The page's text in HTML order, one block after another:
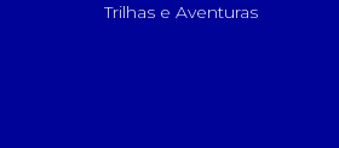
Trilhas e Aventuras